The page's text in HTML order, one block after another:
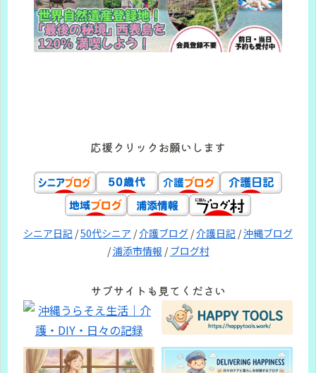
応援クリックお願いします
シニア日記 /50代シニア /介護ブログ /介護日記 /沖縄ブログ
/浦添市情報 /ブログ村
サブサイトも見てください